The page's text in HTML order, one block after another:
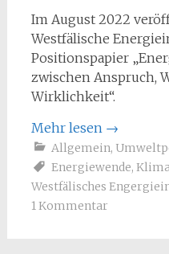
Im August 2022
Westfälische
Positionspapier
zwischen Anspruch,
Wirklichkeit“.
Mehr lesen →
Allgemein,
Energiewende,
Westfälisches
1 Kommentar